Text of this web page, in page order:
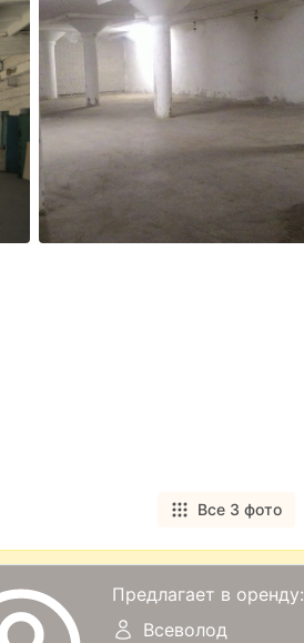
Все 3 фото
Предлагает в оренду:
Всеволод